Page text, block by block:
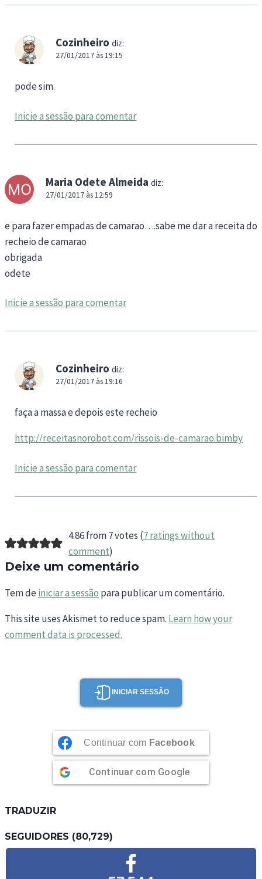
Cozinheiro diz:
27/01/2017 às 19:15
pode sim.
Inicie a sessão para comentar
Maria Odete Almeida diz:
27/01/2017 às 12:59
e para fazer empadas de camarao….sabe me dar a receita do
recheio de camarao
obrigada
odete
Inicie a sessão para comentar
Cozinheiro diz:
27/01/2017 às 19:16
faça a massa e depois este recheio
http://receitasnorobot.com/rissois-de-camarao.bimby
Inicie a sessão para comentar
4.86 from 7 votes (7 ratings without
comment)
Deixe um comentário
Tem deiniciar a sessão para publicar um comentário.
This site uses Akismet to reduce spam. Learn how your
comment data is processed.
INICIAR SESSÃO
Continuar com Facebook
Continuar com Google
TRADUZIR
SEGUIDORES (80,729)